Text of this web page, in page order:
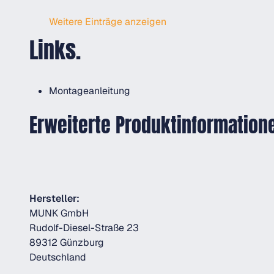
Weitere Einträge anzeigen
Links.
Montageanleitung
Erweiterte
Hersteller:
MUNK GmbH
Rudolf-Diesel-Straße 23
89312 Günzburg
Deutschland